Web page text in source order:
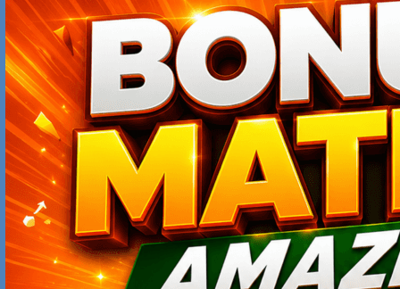
SERAGAM TAMBANG
FEBRUARY 11, 2014 AT 6:20 AM
inti pelajaran yang bisa kita petik adalah harus
senantiasa berinovasi walaupun kita sudah menjadi
pemimpn pasar,
ayo, tetap semangat berinovasi